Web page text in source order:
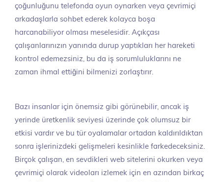
çoğunluğunu telefonda oyun oynarken veya çevrimiçi
arkadaşlarla sohbet ederek kolayca boşa
harcanabiliyor olması meselesidir. Açıkçası
çalışanlarınızın yanında durup yaptıkları her hareketi
kontrol edemezsiniz, bu da iş sorumluluklarını ne
zaman ihmal ettiğini bilmenizi zorlaştırır.
Bazı insanlar için önemsiz gibi görünebilir, ancak iş
yerinde üretkenlik seviyesi üzerinde çok olumsuz bir
etkisi vardır ve bu tür oyalamalar ortadan kaldırıldıktan
sonra işlerinizdeki gelişmeleri kesinlikle farkedeceksiniz.
Birçok çalışan, en sevdikleri web sitelerini okurken veya
çevrimiçi olarak videoları izlemek için en azından birkaç